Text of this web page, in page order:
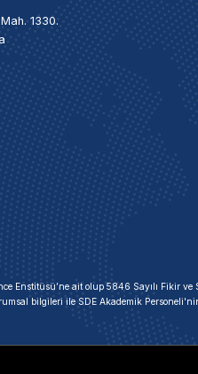
1330.
Enstitüsü’ne ait olup 5846 Sayılı Fikir ve
bilgileri ile SDE Akademik